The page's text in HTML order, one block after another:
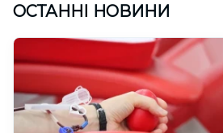
ОСТАННІ НОВИНИ